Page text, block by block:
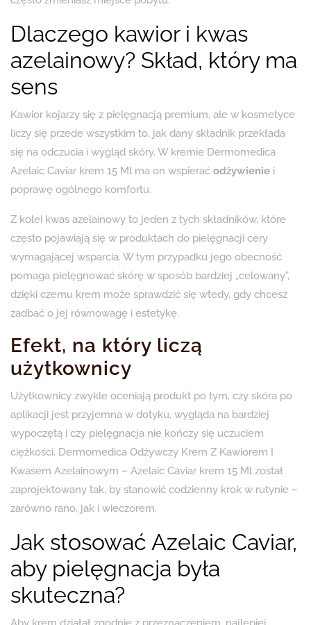
Dlaczego kawior i kwas
azelainowy? Skład, który ma
sens
Kawior kojarzy się z pielęgnacją premium, ale w kosmetyce
liczy się przede wszystkim to, jak dany składnik przekłada
się na odczucia i wygląd skóry. W kremie Dermomedica
Azelaic Caviar krem 15 Ml ma on wspierać odżywienie i
poprawę ogólnego komfortu.
Z kolei kwas azelainowy to jeden z tych składników, które
często pojawiają się w produktach do pielęgnacji cery
wymagającej wsparcia. W tym przypadku jego obecność
pomaga pielęgnować skórę w sposób bardziej „celowany”,
dzięki czemu krem może sprawdzić się wtedy, gdy chcesz
zadbać o jej równowagę i estetykę.
Efekt, na który liczą
użytkownicy
Użytkownicy zwykle oceniają produkt po tym, czy skóra po
aplikacji jest przyjemna w dotyku, wygląda na bardziej
wypoczętą i czy pielęgnacja nie kończy się uczuciem
ciężkości. Dermomedica Odżywczy Krem ​​Z Kawiorem I
Kwasem Azelainowym – Azelaic Caviar krem 15 Ml został
zaprojektowany tak, by stanowić codzienny krok w rutynie –
zarówno rano, jak i wieczorem.
Jak stosować Azelaic Caviar,
aby pielęgnacja była
skuteczna?